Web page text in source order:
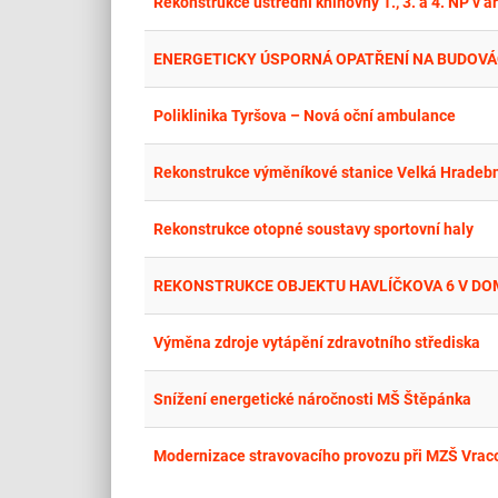
ENERGETICKY ÚSPORNÁ OPATŘENÍ NA
Poliklinika Tyršova – Nová oční ambulance
Rekonstrukce výměníkové stanice Velká
Rekonstrukce otopné soustavy sportovní haly
REKONSTRUKCE OBJEKTU HAVLÍČKOVA 6 V
Výměna zdroje vytápění zdravotního střediska
Snížení energetické náročnosti MŠ Štěpánka
Modernizace stravovacího provozu při MZŠ